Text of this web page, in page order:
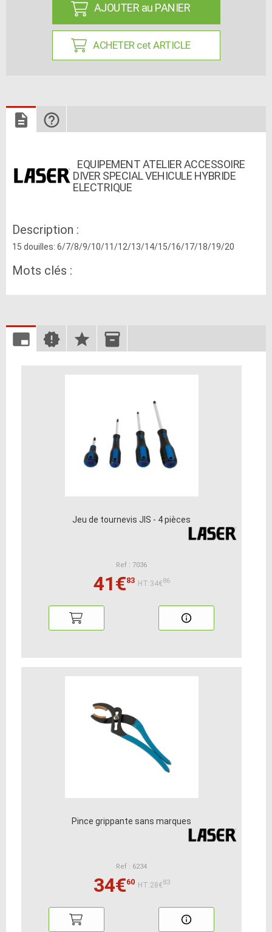
AJOUTER au PANIER
ACHETER cet ARTICLE
EQUIPEMENT ATELIER ACCESSOIRE
DIVER SPECIAL VEHICULE HYBRIDE
ELECTRIQUE
Description :
15 douilles: 6/7/8/9/10/11/12/13/14/15/16/17/18/19/20
Mots clés :
Jeu de tournevis JIS - 4 pièces
Ref : 7036
41€83 HT:34€86
Pince grippante sans marques
Ref : 6234
34€60 HT:28€83